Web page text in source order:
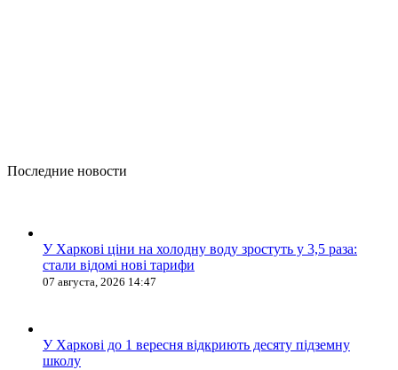
Последние новости
У Харкові ціни на холодну воду зростуть у 3,5 раза:
стали відомі нові тарифи
07 августа, 2026 14:47
У Харкові до 1 вересня відкриють десяту підземну
школу